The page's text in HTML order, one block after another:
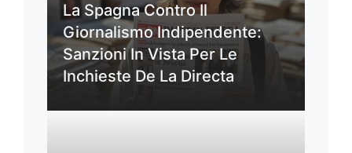
La Spagna Contro Il
Giornalismo Indipendente:
Sanzioni In Vista Per Le
Inchieste De La Directa